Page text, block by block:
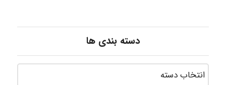
دسته بندی ها